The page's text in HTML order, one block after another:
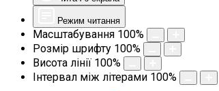
Режим читання
Масштабування 100%
Розмір шрифту 100%
Висота лінії 100%
Інтервал між літерами 100%